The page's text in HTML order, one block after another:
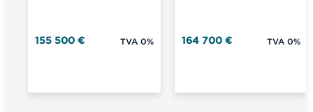
155 500 € TVA 0% 164 700 € TVA 0%